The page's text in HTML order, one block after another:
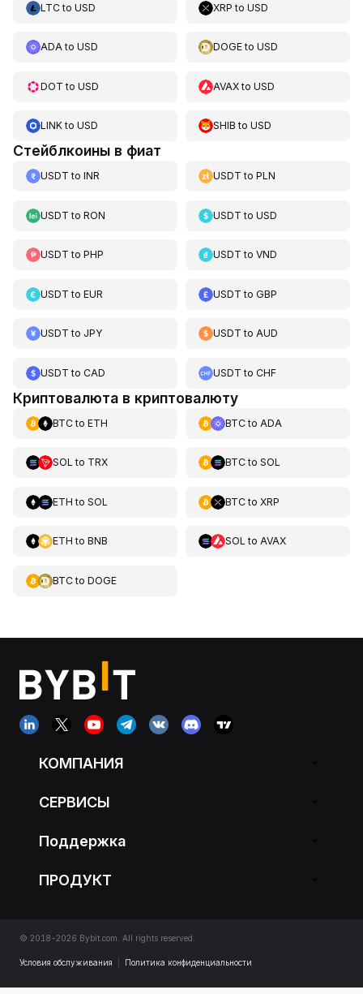
LTCto USD XRP toUSD
ADAto USD DOGEtoUSD
DOT to USD AVAXtoUSD
LINKto USD SHIB toUSD
Стейблкоины в фиат
USDT to INR USDT toPLN
USDT to RON USDT toUSD
USDT to PHP USDT toVND
USDT to EUR USDT toGBP
USDT to JPY USDT toAUD
USDT to CAD USDT toCHF
Криптовалюта в криптовалюту
BTCto ETH BTCto ADA
SOL to TRX BTCto SOL
ETH to SOL BTCto XRP
ETH to BNB SOL to AVAX
BTCto DOGE
КОМПАНИЯ
СЕРВИСЫ
Поддержка
ПРОДУКТ
© 2018-2026 Bybit.com. All rights reserved.
Условия обслуживания Политика конфиденциальности